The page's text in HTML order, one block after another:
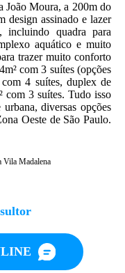
João Moura, a 200m do
design assinado e lazer
incluindo quadra para
aquático e muito
trazer muito conforto
com 3 suítes (opções
4 suítes, duplex de
com 3 suítes. Tudo isso
diversas opções
Oeste de São Paulo.
Vila Madalena